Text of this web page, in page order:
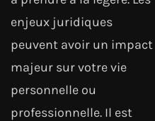
enjeux juridiques
peuvent avoir un impact
majeur sur votre vie
personnelle ou
professionnelle. Il est